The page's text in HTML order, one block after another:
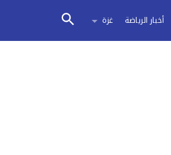
أخبار الرياضة غزة